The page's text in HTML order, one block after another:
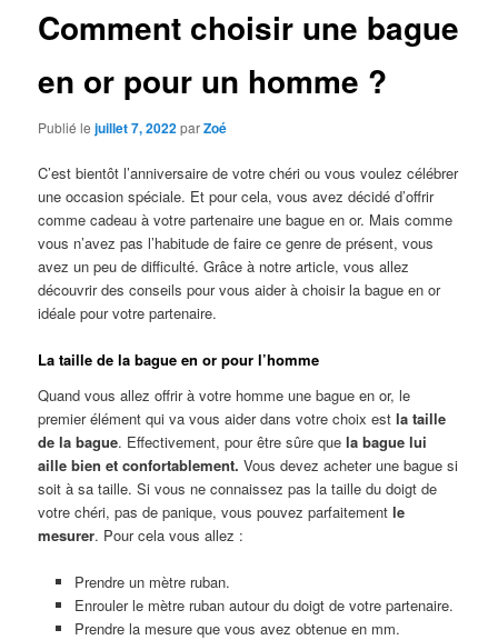
Comment choisir une bague
en or pour un homme ?
Publié lejuillet 7, 2022parZoé
C’est bientôt l’anniversaire de votre chéri ou vous voulez célébrer
une occasion spéciale. Et pour cela, vous avez décidé d’offrir
comme cadeau à votre partenaire une bague en or. Mais comme
vous n’avez pas l’habitude de faire ce genre de présent, vous
avez un peu de difficulté. Grâce à notre article, vous allez
découvrir des conseils pour vous aider à choisir la bague en or
idéale pour votre partenaire.
La taille de la bague en or pour l’homme
Quand vous allez offrir à votre homme une bague en or, le
premier élément qui va vous aider dans votre choix estla taille
de la bague. Effectivement, pour être sûre quela bague lui
aille bien et confortablement. Vous devez acheter une bague si
soit à sa taille. Si vous ne connaissez pas la taille du doigt de
votre chéri, pas de panique, vous pouvez parfaitementle
mesurer. Pour cela vous allez :
Prendre un mètre ruban.
Enrouler le mètre ruban autour du doigt de votre partenaire.
Prendre la mesure que vous avez obtenue en mm.